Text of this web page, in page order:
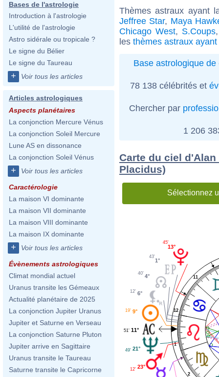
Bases de l'astrologie
Introduction à l'astrologie
L'utilité de l'astrologie
Astro sidérale ou tropicale ?
Le signe du Bélier
Le signe du Taureau
+ Voir tous les articles
Articles astrologiques
Aspects planétaires
La conjonction Mercure Vénus
La conjonction Soleil Mercure
Lune AS en dissonance
La conjonction Soleil Vénus
+ Voir tous les articles
Caractérologie
La maison VI dominante
La maison VII dominante
La maison VIII dominante
La maison IX dominante
+ Voir tous les articles
Évènements astrologiques
Climat mondial actuel
Uranus transite les Gémeaux
Actualité planétaire de 2025
La conjonction Jupiter Uranus
Jupiter et Saturne en Verseau
La conjonction Saturne Pluton
Jupiter arrive en Sagittaire
Uranus transite le Taureau
Saturne transite le Capricorne
Thèmes astraux ayant
Jeffree Star, Maya
Chicago West, S.Coups
les thèmes astraux
Base astrologique de
78 138 célébrités et
Chercher par
1 206
Carte du ciel
Placidus)
Sélectionnez
1
2
11
12
13°
45'
1°
43'
4°
40'
6°
12'
9°
19'
11°
51'
21°
49'
23°
12'